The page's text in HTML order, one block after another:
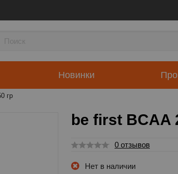
Новинки
гр
be first BCAA
0 отзывов
Нет в наличии